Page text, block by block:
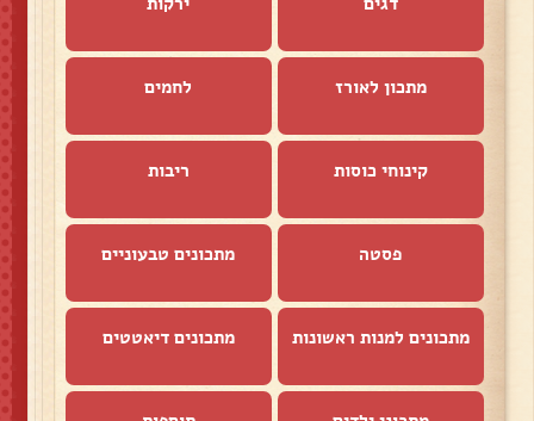
מתכון לאורז לחמים
קינוחי כוסות ריבות
פסטה מתכונים טבעוניים
מתכונים למנות ראשונות מתכונים דיאטטים